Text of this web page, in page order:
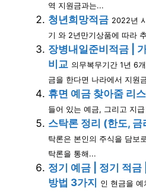
역 지원금과는...
청년희망적금 2022년
기 와 2년만기상품에 따라
장병내일준비적금 |
비교 의무복무기간 1년 6
금을 한다면 나라에서 지원
휴면 예금 찾아줌 리
들어 있는 예금, 그리고 지
스탁론 정리 (한도,
탁론은 본인의 주식을 담보
탁론을 통해...
정기 예금 | 정기 적금
방법 3가지 인 현금을